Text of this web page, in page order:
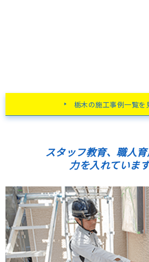
栃木の施工事例一覧を
スタッフ教育、職人
力を入れていま